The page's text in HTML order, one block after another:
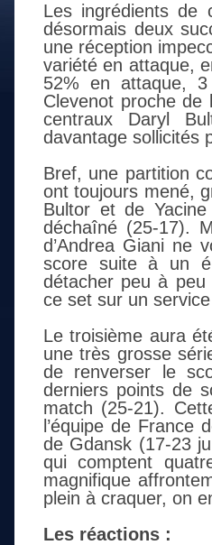
Les ingrédients de
désormais deux
une réception
variété en attaque,
52% en attaque,
Clevenot proche
centraux Daryl
davantage sollicités
Bref, une partition
ont toujours mené,
Bultor et de
déchaîné (25-17).
d’Andrea Giani ne
score suite à un
détacher peu à peu
ce set sur un
Le troisième aura
une très grosse
de renverser le
derniers points de
match (25-21).
l’équipe de
de Gdansk (17-23
qui comptent
magnifique
plein à craquer, on
Les réactions :